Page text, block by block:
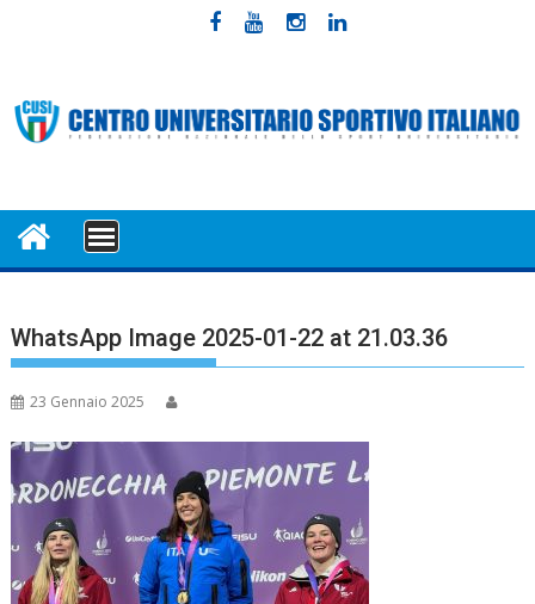
MENU
WhatsApp Image 2025-01-22 at 21.03.36
23 Gennaio 2025